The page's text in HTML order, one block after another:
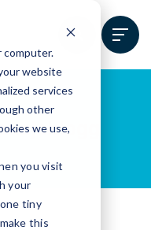
computer.
website
services
other
we use,
you visit
your
tiny
this